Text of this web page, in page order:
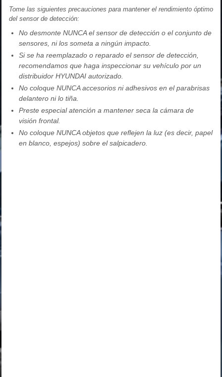
Tome las siguientes precauciones para mantener el rendimiento óptimo
del sensor de detección:
No desmonte NUNCA el sensor de detección o el conjunto de
sensores, ni los someta a ningún impacto.
Si se ha reemplazado o reparado el sensor de detección,
recomendamos que haga inspeccionar su vehículo por un
distribuidor HYUNDAI autorizado.
No coloque NUNCA accesorios ni adhesivos en el parabrisas
delantero ni lo tiña.
Preste especial atención a mantener seca la cámara de
visión frontal.
No coloque NUNCA objetos que reflejen la luz (es decir, papel
en blanco, espejos) sobre el salpicadero.